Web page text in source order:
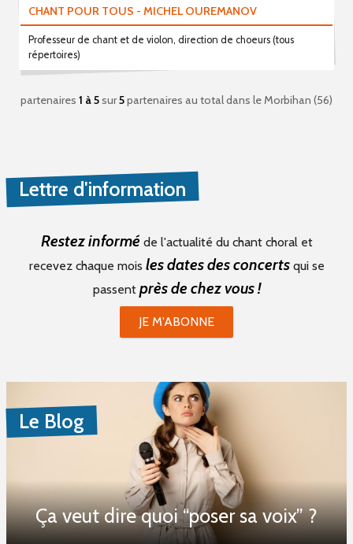
CHANT POUR TOUS - MICHEL OUREMANOV
Professeur de chant et de violon, direction de choeurs (tous
répertoires)
partenaires 1 à 5sur5partenaires au totaldans le Morbihan (56)
Lettre d'information
Restez informé de l'actualité du chant choral et
recevez chaque mois les dates des concertsqui se
passent près de chez vous !
JE M'ABONNE
Le Blog
Ça veut dire quoi “poser sa voix” ?